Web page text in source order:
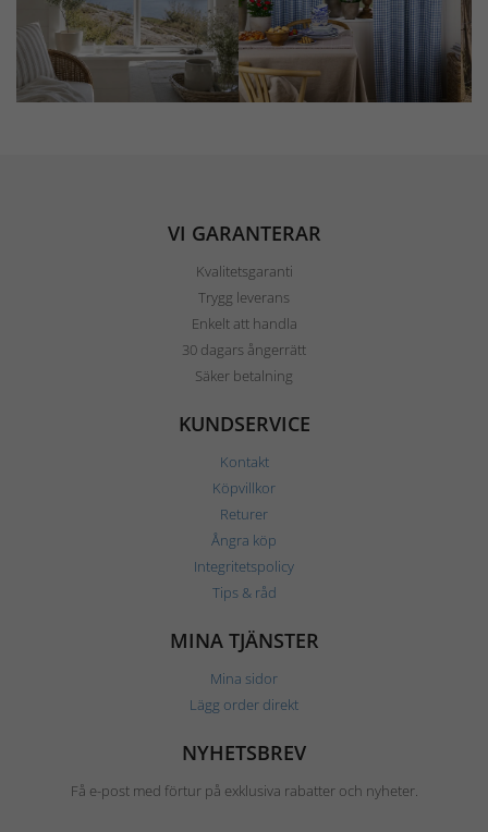
VI GARANTERAR
Kvalitetsgaranti
Trygg leverans
Enkelt att handla
30 dagars ångerrätt
Säker betalning
KUNDSERVICE
Kontakt
Köpvillkor
Returer
Ångra köp
Integritetspolicy
Tips & råd
MINA TJÄNSTER
Mina sidor
Lägg order direkt
NYHETSBREV
Få e-post med förtur på exklusiva rabatter och nyheter.